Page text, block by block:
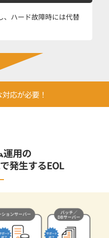
、ハード故障時には代替
応が必要！
運用の
発生するEOL